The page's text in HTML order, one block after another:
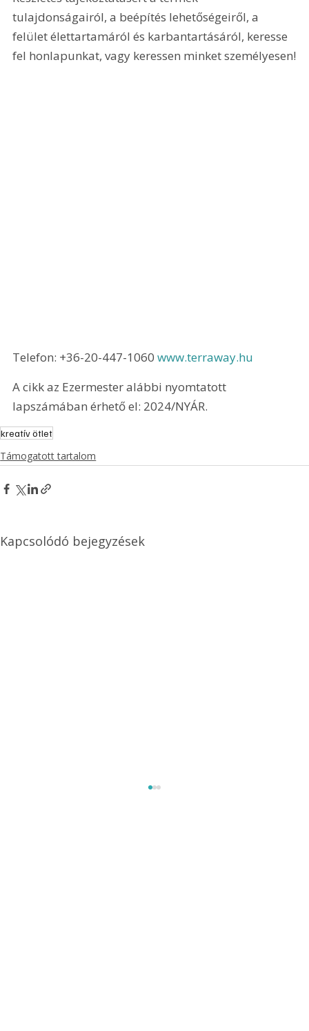
tulajdonságairól, a beépítés lehetőségeiről, a
felület élettartamáról és karbantartásáról, keresse
fel honlapunkat, vagy keressen minket személyesen!
Telefon: +36-20-447-1060 www.terraway.hu
A cikk az Ezermester alábbi nyomtatott
lapszámában érhető el: 2024/NYÁR.
kreatív ötlet
Támogatott tartalom
Kapcsolódó bejegyzések